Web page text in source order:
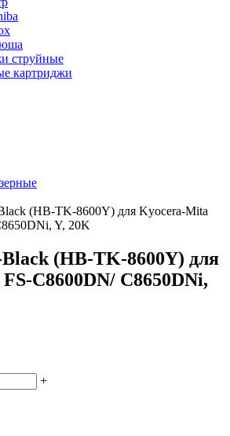
струйные
картриджи
(HB-TK-8600Y) для Kyocera-Mita
Y, 20K
(HB-TK-8600Y) для
C8600DN/ C8650DNi,
+